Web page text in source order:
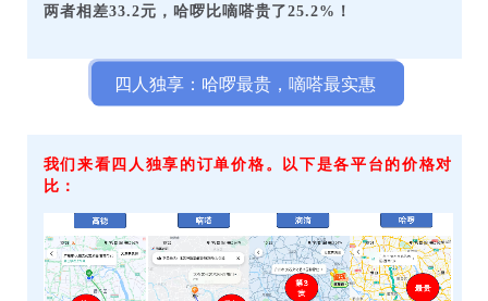
两者相差33.2元，哈啰比嘀嗒贵了25.2%！
四人独享：哈啰最贵，嘀嗒最实惠
我们来看四人独享的订单价格。以下是各平台的价格对
比：